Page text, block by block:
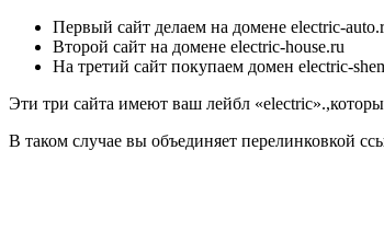
Первый сайт делаем на домене electric-
Второй сайт на домене electric-house.ru
На третий сайт покупаем домен electric-
Эти три сайта имеют ваш лейбл
В таком случае вы объединяет перелинковкой